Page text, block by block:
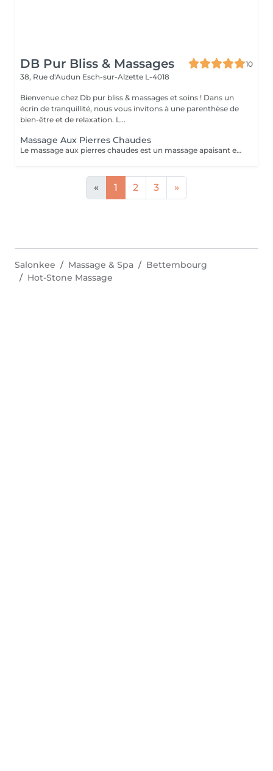
DB Pur Bliss & Massages
10
38, Rue d'Audun Esch-sur-Alzette L-4018
Bienvenue chez Db pur bliss & massages et soins ! Dans un
écrin de tranquillité, nous vous invitons à une parenthèse de
bien-être et de relaxation. L...
Massage Aux Pierres Chaudes
Le massage aux pierres chaudes est un massage apaisant et sensorielle qui apprte bien-être et décontracte en douceur les tensions musculaires . La chaleur diffusé par les pierres donne une sensation de relaxation et relâchement.
« 1 2 3 »
Salonkee Massage & Spa
Bettembourg
Hot-Stone Massage